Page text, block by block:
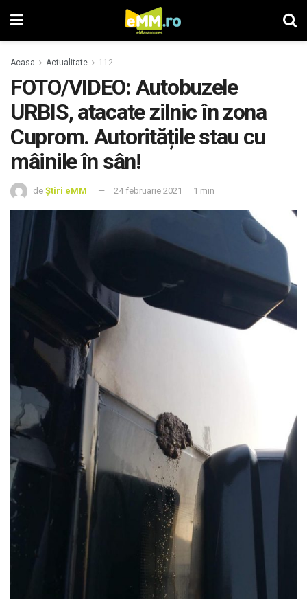
Acasa Actualitate 112
FOTO/VIDEO: Autobuzele
URBIS, atacate zilnic în zona
Cuprom. Autoritățile stau cu
mâinile în sân!
de Știri eMM 24 februarie 2021 1 min